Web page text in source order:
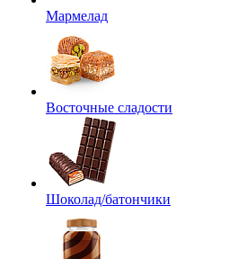
Мармелад
Восточные сладости
Шоколад/батончики